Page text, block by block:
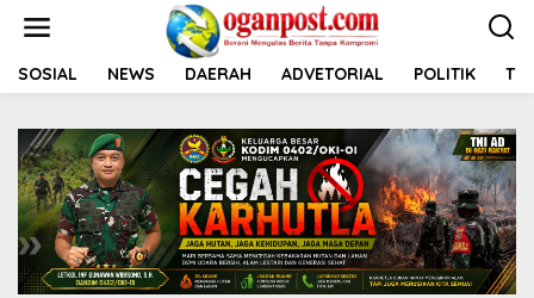
t
SOSIAL NEWS DAERAH ADVETORIAL POLITIK